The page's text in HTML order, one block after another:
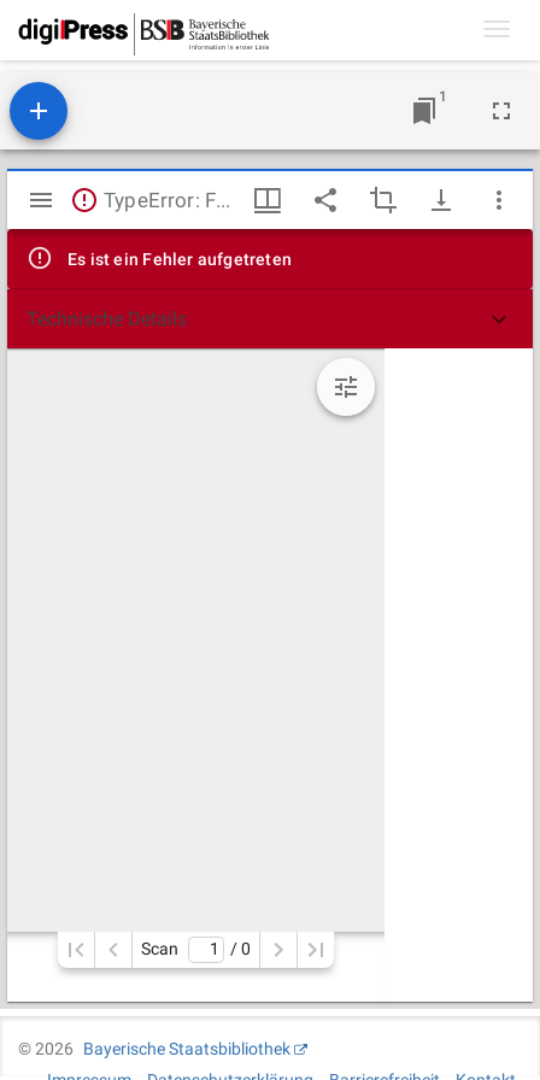
1
Mirador
Viewer
TypeError: Failed to fetch
Es ist ein Fehler aufgetreten
Technische Details
Scan / 0
©2026
Bayerische Staatsbibliothek